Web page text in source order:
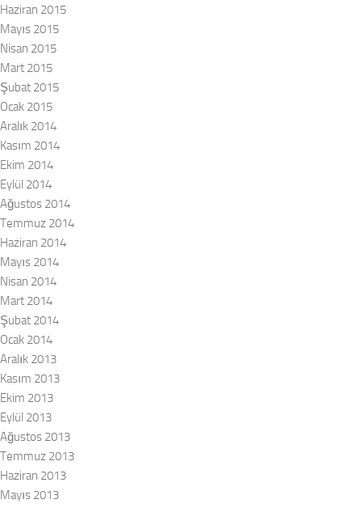
Haziran 2015
Mayıs 2015
Nisan 2015
Mart 2015
Şubat 2015
Ocak 2015
Aralık 2014
Kasım 2014
Ekim 2014
Eylül 2014
Ağustos 2014
Temmuz 2014
Haziran 2014
Mayıs 2014
Nisan 2014
Mart 2014
Şubat 2014
Ocak 2014
Aralık 2013
Kasım 2013
Ekim 2013
Eylül 2013
Ağustos 2013
Temmuz 2013
Haziran 2013
Mayıs 2013